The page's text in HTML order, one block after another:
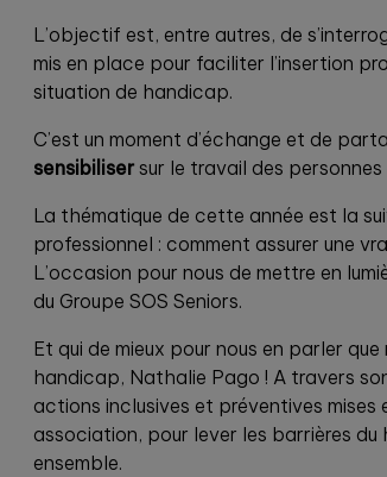
L’objectif est, entre autres, de
mis en place pour faciliter l’insertion
situation de handicap.
C’est un moment d’échange et de
sensibiliser sur le travail des
La thématique de cette année est la
professionnel : comment assurer une
L’occasion pour nous de mettre en
du Groupe SOS Seniors.
Et qui de mieux pour nous en parler
handicap, Nathalie Pago ! A travers
actions inclusives et préventives mises
association, pour lever les barrières
ensemble.